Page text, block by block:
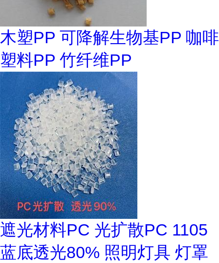
木塑PP 可降解生物基PP 咖啡
塑料PP 竹纤维PP
遮光材料PC 光扩散PC 1105
蓝底透光80% 照明灯具 灯罩